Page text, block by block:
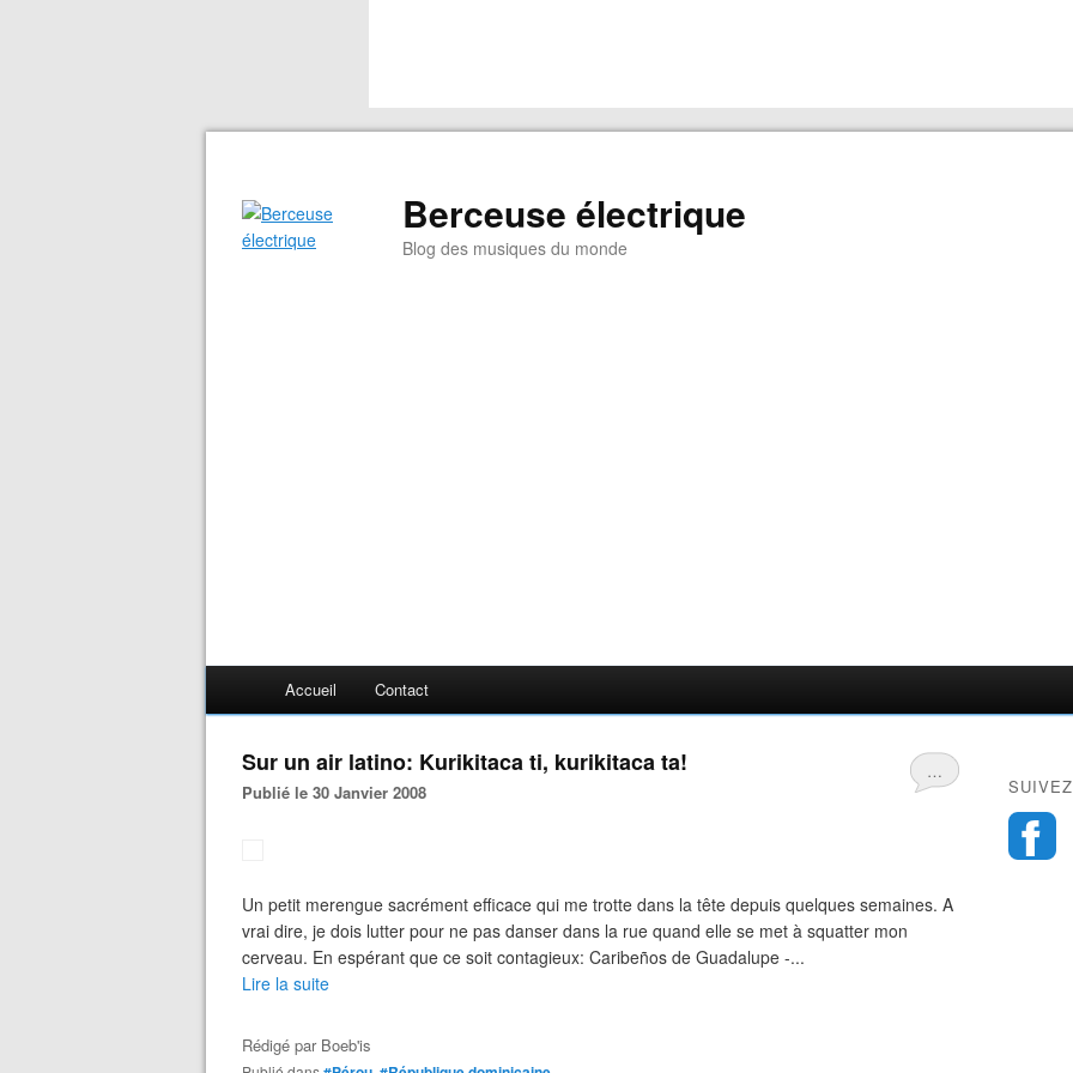
Berceuse électrique
Blog des musiques du monde
Accueil Contact
…
Sur un air latino: Kurikitaca ti, kurikitaca ta!
Publié le 30 Janvier 2008
Un petit merengue sacrément efficace qui me trotte dans la tête depuis quelques semaines. A
vrai dire, je dois lutter pour ne pas danser dans la rue quand elle se met à squatter mon
cerveau. En espérant que ce soit contagieux: Caribeños de Guadalupe -...
Lire la suite
Rédigé par Boeb'is